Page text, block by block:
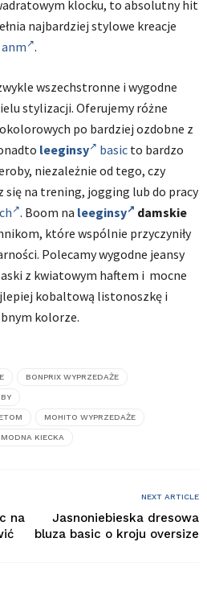
klocku, to absolutny hit
najbardziej stylowe kreacje
.
wszechstronne i wygodne
stylizacji. Oferujemy różne
po bardziej ozdobne z
leeginsy basic to bardzo
niezależnie od tego, czy
się na trening, jogging lub do pracy
. Boom na leeginsy
damskie
które wspólnie przyczyniły
Polecamy wygodne jeansy
z kwiatowym haftem i mocne
kobaltową listonoszkę i
kolorze.
BONPRIX WYPRZEDAŻE
MOHITO WYPRZEDAŻE
KIECKA
na
NEXT ARTICLE
Jasnoniebieska dresowa
bluza basic o kroju oversize